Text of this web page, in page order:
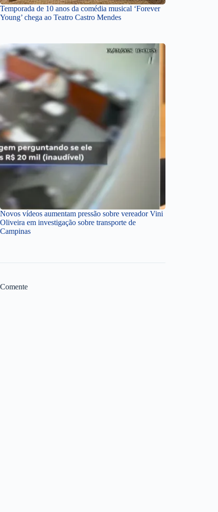
Temporada de 10 anos da comédia musical ‘Forever
Young’ chega ao Teatro Castro Mendes
Novos vídeos aumentam pressão sobre vereador Vini
Oliveira em investigação sobre transporte de
Campinas
Comente